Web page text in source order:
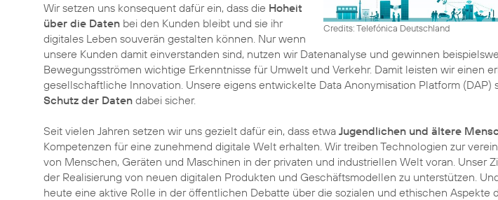
Credits: Telefónica Deutschland
Wir setzen uns konsequent dafür ein, dass die Hoheit
über die Daten bei den Kunden bleibt und sie ihr
digitales Leben souverän gestalten können. Nur wenn
unsere Kunden damit einverstanden sind, nutzen wir Datenanalyse und gewinnen
Bewegungsströmen wichtige Erkenntnisse für Umwelt und Verkehr. Damit leisten wir einen
gesellschaftliche Innovation. Unsere eigens entwickelte Data Anonymisation Platform (DAP)
Schutz der Daten dabei sicher.
Seit vielen Jahren setzen wir uns gezielt dafür ein, dass etwa Jugendlichen und ältere
Kompetenzen für eine zunehmend digitale Welt erhalten. Wir treiben Technologien zur
von Menschen, Geräten und Maschinen in der privaten und industriellen Welt voran. Unser
der Realisierung von neuen digitalen Produkten und Geschäftsmodellen zu unterstützen.
heute eine aktive Rolle in der öffentlichen Debatte über die sozialen und ethischen Aspekte